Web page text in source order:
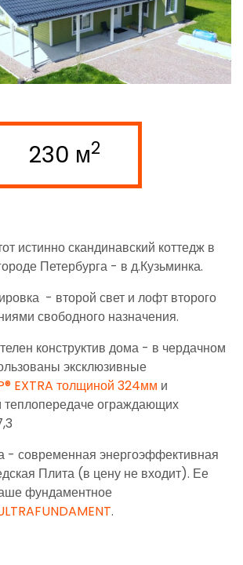
230 м2
истинно скандинавский коттедж в
Петербурга - в д.Кузьминка.
- второй свет и лофт второго
свободного назначения.
конструктив дома - в чердачном
эксклюзивные
EXTRA толщиной 324мм и
теплопередаче ограждающих
современная энергоэффективная
Плита (в цену не входит). Ее
фундаментное
.